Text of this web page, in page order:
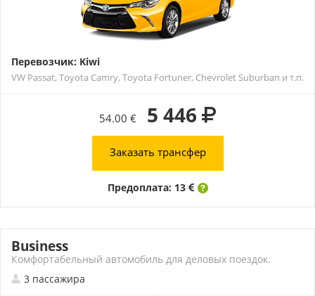
Перевозчик: Kiwi
VW Passat, Toyota Camry, Toyota Fortuner, Chevrolet Suburban и т.п.
54.00 € 5 446
Заказать трансфер
Предоплата: 13
Business
Комфортабельный автомобиль для деловых поездок.
3 пассажира